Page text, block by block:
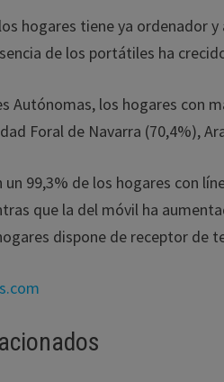
hogares tiene ya ordenador
de los portátiles ha
Autónomas, los hogares con
Foral de Navarra (70,4%),
un 99,3% de los hogares con
que la del móvil ha
dispone de receptor de